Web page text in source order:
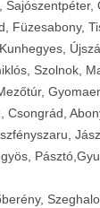
Sajószentpéter,
Füzesabony,
Szolnok,
Csongrád,